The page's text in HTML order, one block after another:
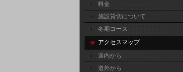
料金
施設貸切について
冬期コース
アクセスマップ
道内から
道外から